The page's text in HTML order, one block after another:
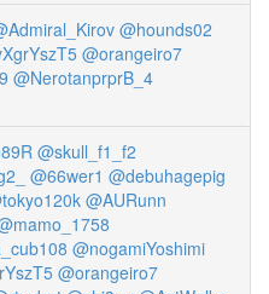
@hounds02
@orangeiro7
@NerotanprprB_4
@skull_f1_f2
@66wer1 @debuhagepig
@AURunn
@nogamiYoshimi
@orangeiro7